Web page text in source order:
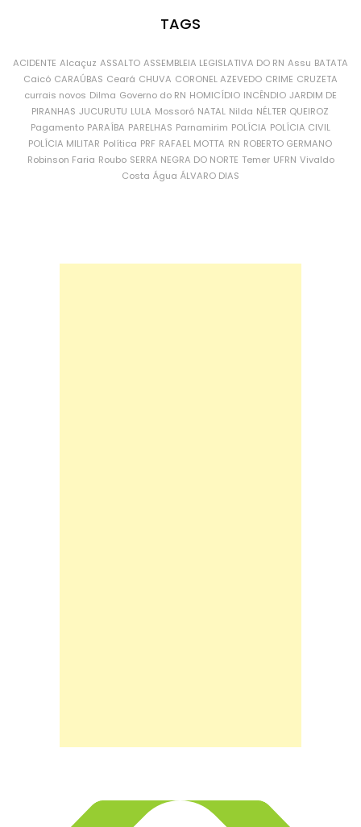
TAGS
ACIDENTE Alcaçuz ASSALTO ASSEMBLEIA LEGISLATIVA DO RN Assu BATATA
Caicó CARAÚBAS Ceará CHUVA CORONEL AZEVEDO CRIME CRUZETA
currais novos Dilma Governo do RN HOMICÍDIO INCÊNDIO JARDIM DE
PIRANHAS JUCURUTU LULA Mossoró NATAL Nilda NÉLTER QUEIROZ
Pagamento PARAÍBA PARELHAS Parnamirim POLÍCIA POLÍCIA CIVIL
POLÍCIA MILITAR Política PRF RAFAEL MOTTA RN ROBERTO GERMANO
Robinson Faria Roubo SERRA NEGRA DO NORTE Temer UFRN Vivaldo
Costa Água ÁLVARO DIAS